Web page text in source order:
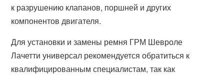
к разрушению клапанов, поршней и других
компонентов двигателя.
Для установки и замены ремня ГРМ Шевроле
Лачетти универсал рекомендуется обратиться к
квалифицированным специалистам, так как